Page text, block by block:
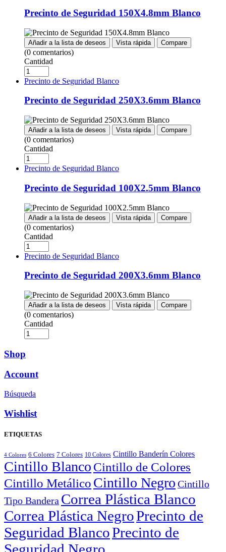
Precinto de Seguridad 150X4.8mm Blanco
Añadir a la lista de deseos Vista rápida Compare
(0 comentarios)
Cantidad
Precinto de Seguridad Blanco
Precinto de Seguridad 250X3.6mm Blanco
Añadir a la lista de deseos Vista rápida Compare
(0 comentarios)
Cantidad
Precinto de Seguridad Blanco
Precinto de Seguridad 100X2.5mm Blanco
Añadir a la lista de deseos Vista rápida Compare
(0 comentarios)
Cantidad
Precinto de Seguridad Blanco
Precinto de Seguridad 200X3.6mm Blanco
Añadir a la lista de deseos Vista rápida Compare
(0 comentarios)
Cantidad
Shop
Account
Búsqueda
Wishlist
ETIQUETAS
4 Colores 6 Colores 7 Colores 10 Colores Cintillo Banderín Colores
Cintillo Blanco Cintillo de Colores
Cintillo Metálico Cintillo Negro Cintillo
Tipo Bandera Correa Plástica Blanco
Correa Plástica NegroPrecinto de
Seguridad BlancoPrecinto de